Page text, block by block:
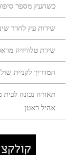
כשהעץ מספר
שידות עץ לחדר
שידת טלוויזיה
המדריך לקניית
תאורה נכונה
אהיל ראטן